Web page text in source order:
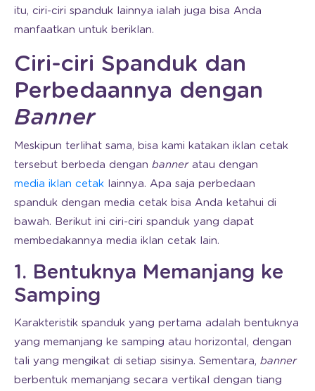
itu, ciri-ciri spanduk lainnya ialah juga bisa Anda
manfaatkan untuk beriklan.
Ciri-ciri Spanduk dan
Perbedaannya dengan
Banner
Meskipun terlihat sama, bisa kami katakan iklan cetak
tersebut berbeda dengan banneratau dengan
media iklan cetak lainnya. Apa saja perbedaan
spanduk dengan media cetak bisa Anda ketahui di
bawah. Berikut ini ciri-ciri spanduk yang dapat
membedakannya media iklan cetak lain.
1. Bentuknya Memanjang ke
Samping
Karakteristik spanduk yang pertama adalah bentuknya
yang memanjang ke samping atau horizontal, dengan
tali yang mengikat di setiap sisinya. Sementara, banner
berbentuk memanjang secara vertikal dengan tiang